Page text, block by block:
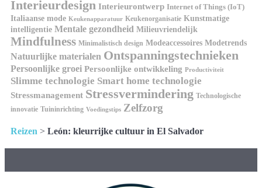
Interieurdesign Interieurontwerp Internet of Things (IoT)
Italiaanse mode Keukenapparatuur Keukenorganisatie Kunstmatige
intelligentie Mentale gezondheid Milieuvriendelijk
Mindfulness Minimalistisch design Modeaccessoires Modetrends
Natuurlijke materialen Ontspanningstechnieken
Persoonlijke groei Persoonlijke ontwikkeling Productiviteit
Slimme technologie Smart home technologie
Stressmanagement Stressvermindering Technologische
innovatie Tuininrichting Voedingstips Zelfzorg
Reizen > León: kleurrijke cultuur in El Salvador